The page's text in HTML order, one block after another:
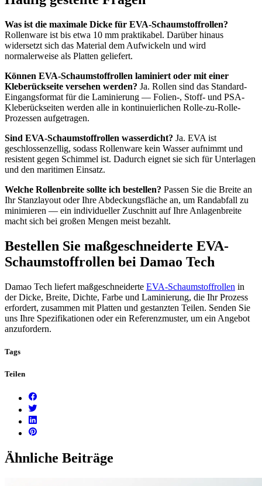
Was ist die maximale Dicke für EVA-Schaumstoffrollen?
Rollenware ist bis etwa 10 mm praktikabel. Darüber hinaus
widersetzt sich das Material dem Aufwickeln und wird
normalerweise als Platten geliefert.
Können EVA-Schaumstoffrollen laminiert oder mit einer
Kleberückseite versehen werden? Ja. Rollen sind das Standard-
Eingangsformat für die Laminierung — Folien-, Stoff- und PSA-
Kleberückseiten werden alle in kontinuierlichen Rolle-zu-Rolle-
Prozessen aufgetragen.
Sind EVA-Schaumstoffrollen wasserdicht? Ja. EVA ist
geschlossenzellig, sodass Rollenware kein Wasser aufnimmt und
resistent gegen Schimmel ist. Dadurch eignet sie sich für Unterlagen
und den maritimen Einsatz.
Welche Rollenbreite sollte ich bestellen? Passen Sie die Breite an
Ihr Stanzlayout oder Ihre Abdeckungsfläche an, um Randabfall zu
minimieren — ein individueller Zuschnitt auf Ihre Anlagenbreite
macht sich bei großen Mengen meist bezahlt.
Bestellen Sie maßgeschneiderte EVA-
Schaumstoffrollen bei Damao Tech
Damao Tech liefert maßgeschneiderte EVA-Schaumstoffrollen in
der Dicke, Breite, Dichte, Farbe und Laminierung, die Ihr Prozess
erfordert, zusammen mit Platten und gestanzten Teilen. Senden Sie
uns Ihre Spezifikationen oder ein Referenzmuster, um ein Angebot
anzufordern.
Tags
Teilen
Ähnliche Beiträge